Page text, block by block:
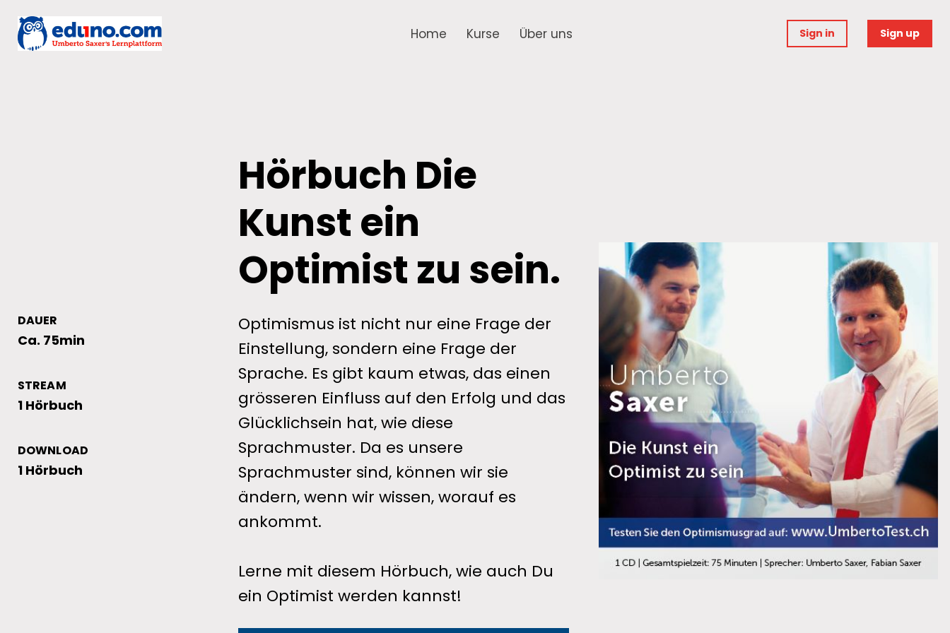
Home Kurse Über uns Sign in Sign up
DAUER
Ca. 75min
STREAM
1 Hörbuch
DOWNLOAD
1 Hörbuch
Hörbuch Die
Kunst ein
Optimist zu sein.
Optimismus ist nicht nur eine Frage der
Einstellung, sondern eine Frage der
Sprache. Es gibt kaum etwas, das einen
grösseren Einfluss auf den Erfolg und das
Glücklichsein hat, wie diese
Sprachmuster. Da es unsere
Sprachmuster sind, können wir sie
ändern, wenn wir wissen, worauf es
ankommt.
Lerne mit diesem Hörbuch, wie auch Du
ein Optimist werden kannst!